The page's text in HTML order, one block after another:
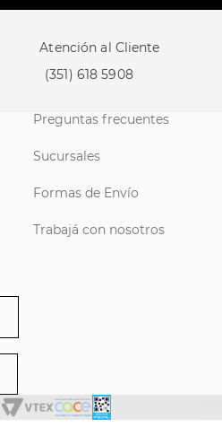
Atención al Cliente
(351) 618 5908
Preguntas frecuentes
Sucursales
Formas de Envío
Trabajá con nosotros